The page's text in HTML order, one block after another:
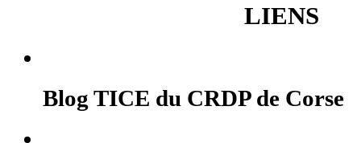
LIENS
Blog TICE du CRDP de Corse